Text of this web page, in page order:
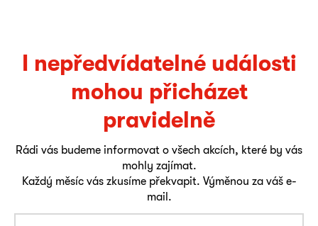
I nepředvídatelné události
mohou přicházet
pravidelně
Rádi vás budeme informovat o všech akcích, které by vás
mohly zajímat.
Každý měsíc vás zkusíme překvapit. Výměnou za váš e-
mail.